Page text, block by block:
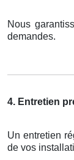
Nous
demandes.
4. Entretien
Un entretien
de vos